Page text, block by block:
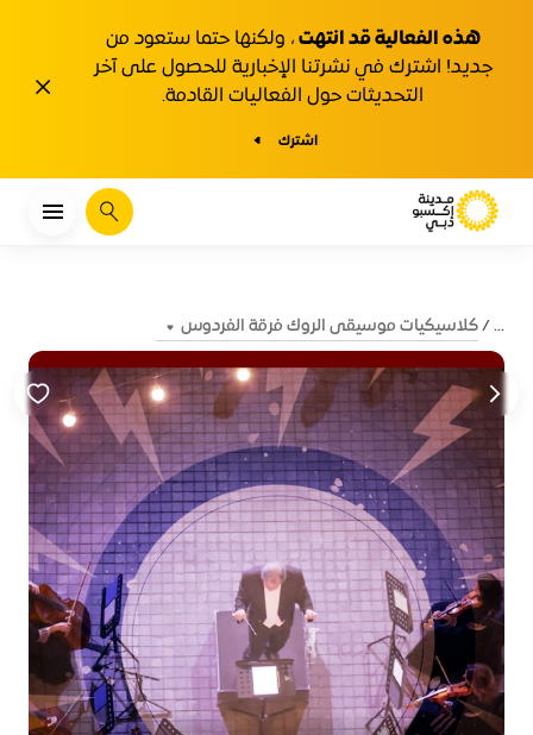
هذه الفعالية قد انتهت ، ولكنها حتما ستعود من
جديد! اشترك في نشرتنا الإخبارية للحصول على آخر
التحديثات حول الفعاليات القادمة.
اشترك
يبحث
... كلاسيكيات موسيقى الروك فرقة الفردوس